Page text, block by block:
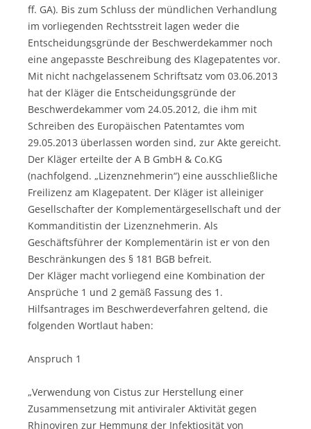
ff. GA). Bis zum Schluss der mündlichen Verhandlung
im vorliegenden Rechtsstreit lagen weder die
Entscheidungsgründe der Beschwerdekammer noch
eine angepasste Beschreibung des Klagepatentes vor.
Mit nicht nachgelassenem Schriftsatz vom 03.06.2013
hat der Kläger die Entscheidungsgründe der
Beschwerdekammer vom 24.05.2012, die ihm mit
Schreiben des Europäischen Patentamtes vom
29.05.2013 überlassen worden sind, zur Akte gereicht.
Der Kläger erteilte der A B GmbH & Co.KG
(nachfolgend. „Lizenznehmerin“) eine ausschließliche
Freilizenz am Klagepatent. Der Kläger ist alleiniger
Gesellschafter der Komplementärgesellschaft und der
Kommanditistin der Lizenznehmerin. Als
Geschäftsführer der Komplementärin ist er von den
Beschränkungen des § 181 BGB befreit.
Der Kläger macht vorliegend eine Kombination der
Ansprüche 1 und 2 gemäß Fassung des 1.
Hilfsantrages im Beschwerdeverfahren geltend, die
folgenden Wortlaut haben:
Anspruch 1
„Verwendung von Cistus zur Herstellung einer
Zusammensetzung mit antiviraler Aktivität gegen
Rhinoviren zur Hemmung der Infektiosität von